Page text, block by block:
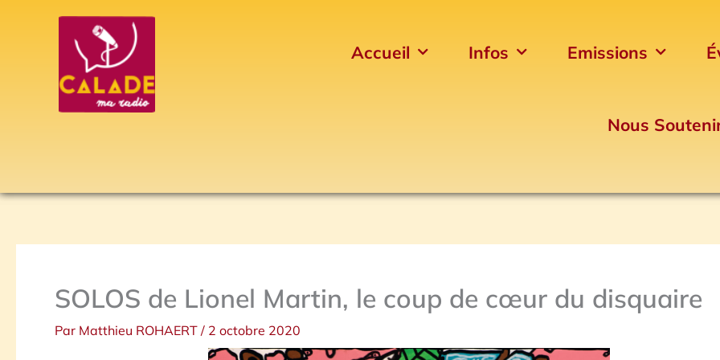
Accueil Infos Emissions
Nous
SOLOS de Lionel Martin, le coup de cœur du disquaire
Par Matthieu ROHAERT / 2 octobre 2020